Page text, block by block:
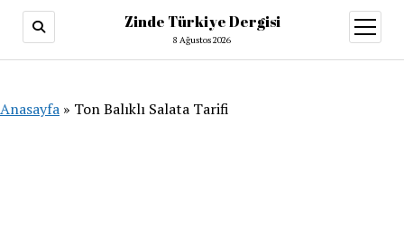
Zinde Türkiye Dergisi
8 Ağustos 2026
aç
Anasayfa » Ton Balıklı Salata Tarifi